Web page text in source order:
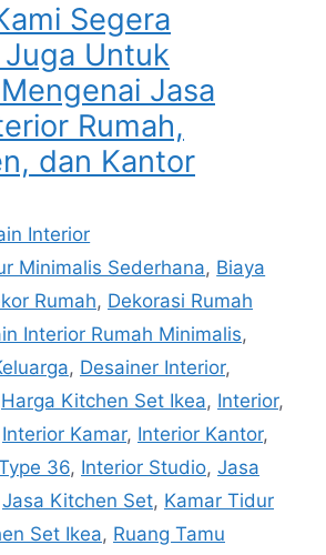
Segera
Untuk
Jasa
Rumah,
dan Kantor
Interior
Minimalis Sederhana, Biaya
Rumah, Dekorasi Rumah
Interior Rumah Minimalis,
, Desainer Interior,
Harga Kitchen Set Ikea, Interior,
Interior Kamar, Interior Kantor,
36, Interior Studio, Jasa
Jasa Kitchen Set, Kamar Tidur
Set Ikea, Ruang Tamu